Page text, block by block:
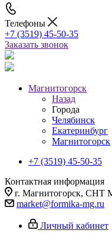
Телефоны
+7 (3519) 45-50-35
Заказать звонок
Магнитогорск
Назад
Города
Челябинск
Екатеринбург
Магнитогорск
+7 (3519) 45-50-35
Контактная информация
г. Магнитогорск, СНТ
market@formika-mg.ru
Личный кабинет